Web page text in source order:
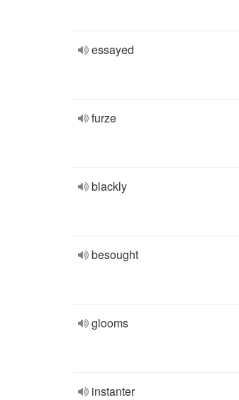
essayed
furze
blackly
besought
glooms
instanter